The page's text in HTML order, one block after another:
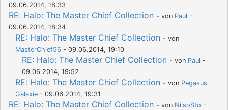
09.06.2014, 18:33
RE: Halo: The Master Chief Collection - von Paul -
09.06.2014, 18:34
RE: Halo: The Master Chief Collection - von
MasterChief56 - 09.06.2014, 19:10
RE: Halo: The Master Chief Collection - von Paul -
09.06.2014, 19:52
RE: Halo: The Master Chief Collection - von Pegasus
Galaxie - 09.06.2014, 19:31
RE: Halo: The Master Chief Collection - von NilsoSto -